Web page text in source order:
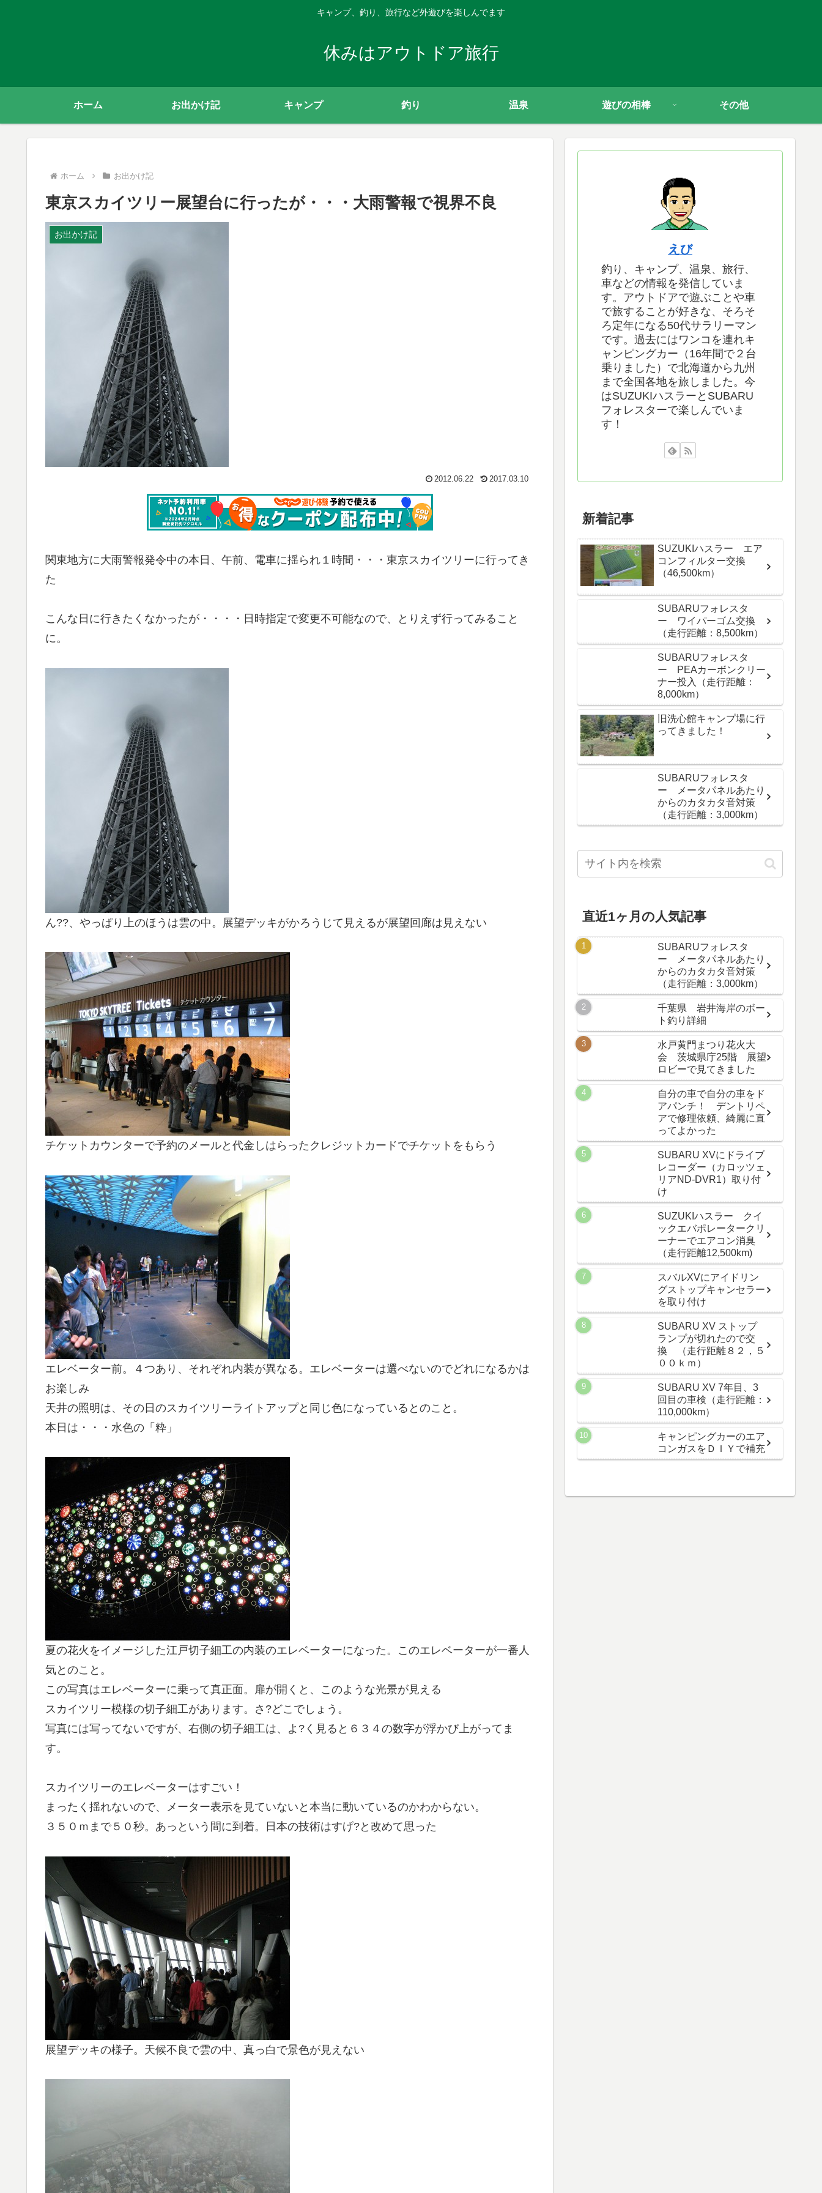
キャンプ、釣り、旅行など外遊びを楽しんでます
休みはアウトドア旅行
ホーム お出かけ記 キャンプ 釣り 温泉 遊びの相棒 その他
ホーム お出かけ記
東京スカイツリー展望台に行ったが・・・大雨警報で視界不良
お出かけ記
2012.06.22 2017.03.10
関東地方に大雨警報発令中の本日、午前、電車に揺られ１時間・・・東京スカイツリーに行ってき
た
こんな日に行きたくなかったが・・・・日時指定で変更不可能なので、とりえず行ってみること
に。
ん??、やっぱり上のほうは雲の中。展望デッキがかろうじて見えるが展望回廊は見えない
チケットカウンターで予約のメールと代金しはらったクレジットカードでチケットをもらう
エレベーター前。４つあり、それぞれ内装が異なる。エレベーターは選べないのでどれになるかは
お楽しみ
天井の照明は、その日のスカイツリーライトアップと同じ色になっているとのこと。
本日は・・・水色の「粋」
夏の花火をイメージした江戸切子細工の内装のエレベーターになった。このエレベーターが一番人
気とのこと。
この写真はエレベーターに乗って真正面。扉が開くと、このような光景が見える
スカイツリー模様の切子細工があります。さ?どこでしょう。
写真には写ってないですが、右側の切子細工は、よ?く見ると６３４の数字が浮かび上がってま
す。
スカイツリーのエレベーターはすごい！
まったく揺れないので、メーター表示を見ていないと本当に動いているのかわからない。
３５０ｍまで５０秒。あっという間に到着。日本の技術はすげ?と改めて思った
展望デッキの様子。天候不良で雲の中、真っ白で景色が見えない
えび
釣り、キャンプ、温泉、旅行、
車などの情報を発信していま
す。アウトドアで遊ぶことや車
で旅することが好きな、そろそ
ろ定年になる50代サラリーマン
です。過去にはワンコを連れキ
ャンピングカー（16年間で２台
乗りました）で北海道から九州
まで全国各地を旅しました。今
はSUZUKIハスラーとSUBARU
フォレスターで楽しんでいま
す！
新着記事
SUZUKIハスラー エア
コンフィルター交換
（46,500km）
SUBARUフォレスタ
ー ワイパーゴム交換
（走行距離：8,500km）
SUBARUフォレスタ
ー PEAカーボンクリー
ナー投入（走行距離：
8,000km）
旧洗心館キャンプ場に行
ってきました！
SUBARUフォレスタ
ー メータパネルあたり
からのカタカタ音対策
（走行距離：3,000km）
直近1ヶ月の人気記事
SUBARUフォレスタ
ー メータパネルあたり
からのカタカタ音対策
（走行距離：3,000km）
千葉県 岩井海岸のボー
ト釣り詳細
水戸黄門まつり花火大
会 茨城県庁25階 展望
ロビーで見てきました
自分の車で自分の車をド
アパンチ！ デントリペ
アで修理依頼、綺麗に直
ってよかった
SUBARU XVにドライブ
レコーダー（カロッツェ
リアND-DVR1）取り付
け
SUZUKIハスラー クイ
ックエバポレータークリ
ーナーでエアコン消臭
（走行距離12,500km)
スバルXVにアイドリン
グストップキャンセラー
を取り付け
SUBARU XV ストップ
ランプが切れたので交
換 （走行距離８２，５
００ｋｍ）
SUBARU XV 7年目、3
回目の車検（走行距離：
110,000km）
キャンピングカーのエア
コンガスをＤＩＹで補充